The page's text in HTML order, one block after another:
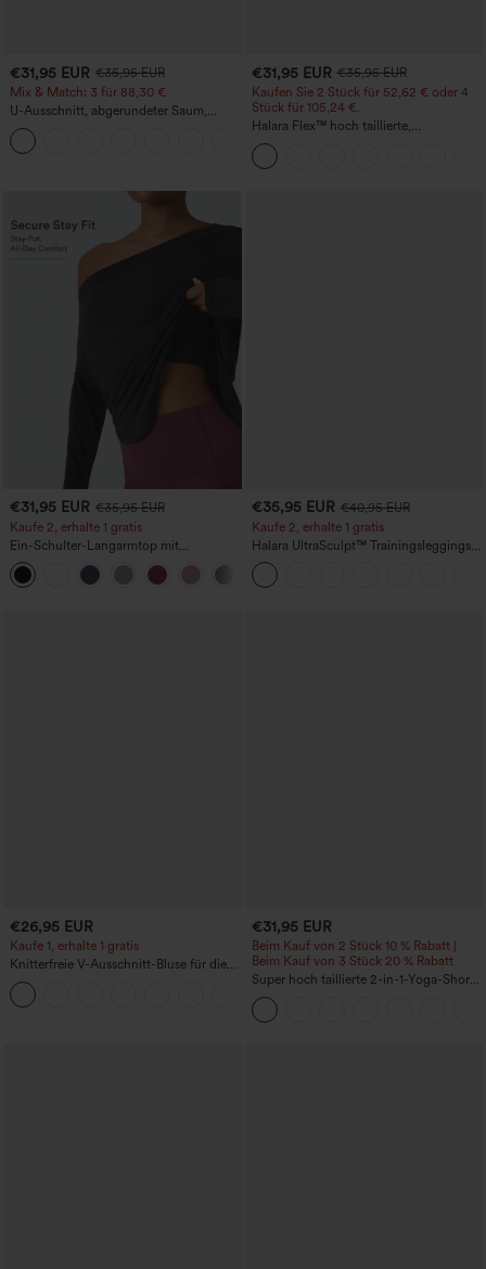
€31,95 EUR €35,95 EUR
Mix & Match: 3 für 88,30 €
U-Ausschnitt, abgerundeter Saum,
InstantCool Yoga-Trägertop – UPF50+
€31,95 EUR €35,95 EUR
Kaufen Sie 2 Stück für 52,62 € oder 4
Stück für 105,24 €.
Halara Flex™ hoch taillierte,
figurformende Arbeitshose, die die Taille
schmaler wirken lässt, mit Taschen,
weitem Bein und Mikro-Waffelstruktur
€31,95 EUR €35,95 EUR
Kaufe 2, erhalte 1 gratis
Ein-Schulter-Langarmtop mit
Daumenloch, geschwungener Saum
(High-Low), schnell trocknend – Yoga-
Sporttop mit integriertem BH
€35,95 EUR €40,95 EUR
Kaufe 2, erhalte 1 gratis
Halara UltraSculpt™ Trainingsleggings
mit hohem Bund – raffende Push-up-
Po-Form, Bauchkontrolle, Taschen und
formende Passform
€26,95 EUR
Kaufe 1, erhalte 1 gratis
Knitterfreie V-Ausschnitt-Bluse für die
Arbeit, kurzärmelig und oversized
€31,95 EUR
Beim Kauf von 2 Stück 10 % Rabatt |
Beim Kauf von 3 Stück 20 % Rabatt
Super hoch taillierte 2-in-1-Yoga-Shorts
mit Gesäßtasche und Seitentasche-
längere Länge